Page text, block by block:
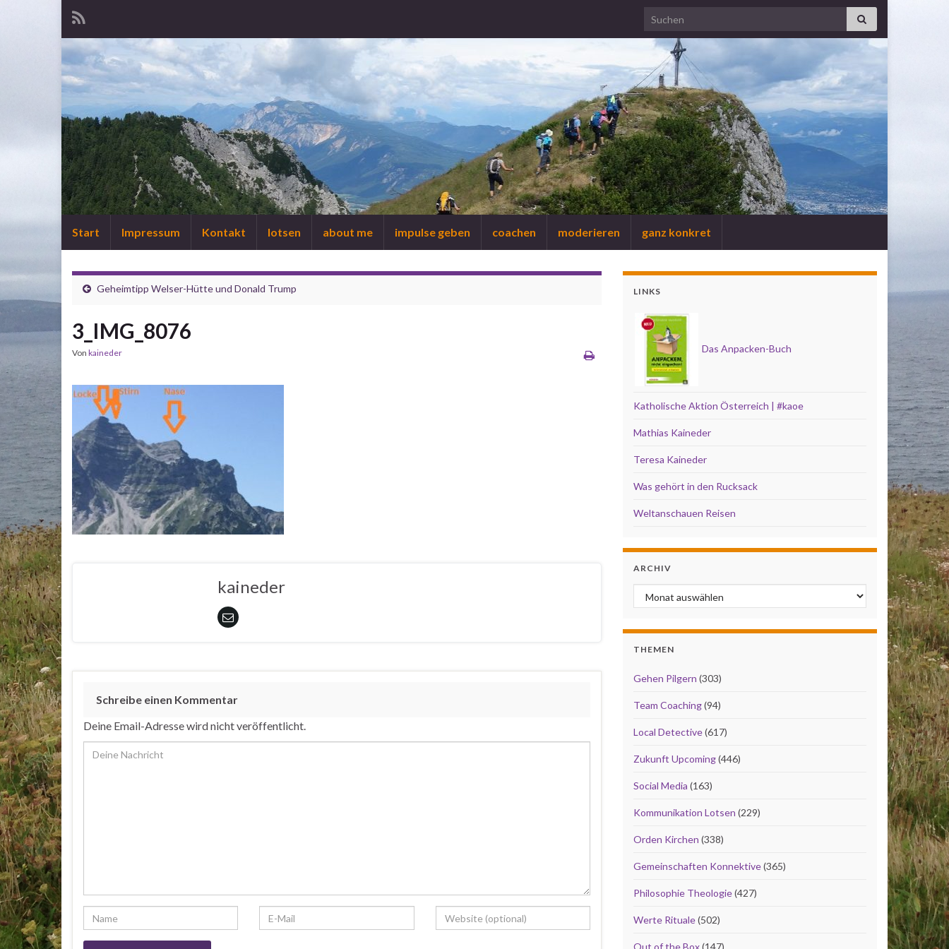
Search for:
Start Impressum Kontakt lotsen about me impulse geben coachen moderieren ganz konkret
Geheimtipp Welser-Hütte und Donald Trump
3_IMG_8076
Von kaineder
kaineder
Schreibe einen Kommentar
Deine Email-Adresse wird nicht veröffentlicht.
LINKS
Das Anpacken-Buch
Katholische Aktion Österreich | #kaoe
Mathias Kaineder
Teresa Kaineder
Was gehört in den Rucksack
Weltanschauen Reisen
ARCHIV
Archiv
THEMEN
Gehen Pilgern (303)
Team Coaching(94)
Local Detective(617)
Zukunft Upcoming(446)
Social Media (163)
Kommunikation Lotsen (229)
Orden Kirchen (338)
Gemeinschaften Konnektive(365)
Philosophie Theologie(427)
Werte Rituale(502)
Out of the Box(147)